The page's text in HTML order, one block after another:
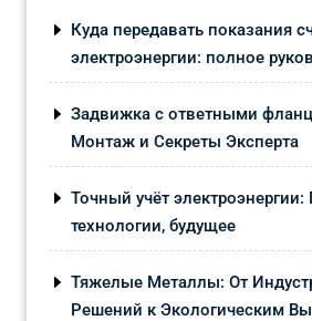
Куда передавать показания
электроэнергии: полное
Задвижка с ответными
Монтаж и Секреты Эксперта
Точный учёт
технологии, будущее
Тяжелые Металлы: От
Решений к Экологическим